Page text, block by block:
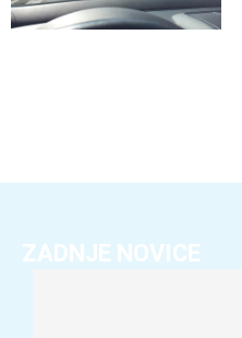
ZADNJE NOVICE